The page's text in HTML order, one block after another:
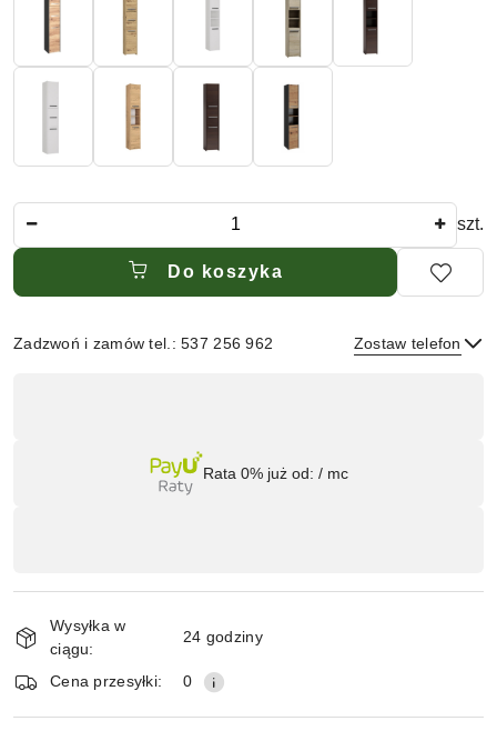
szt.
Do koszyka
Zadzwoń i zamów tel.: 537 256 962 Zostaw telefon
Rata 0% już od: / mc
Wysyłka w
ciągu:
24 godziny
Cena przesyłki: 0